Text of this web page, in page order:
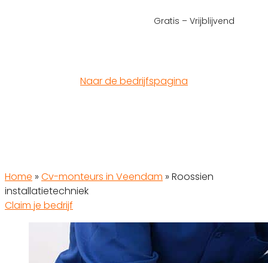
Gratis – Vrijblijvend
Naar de bedrijfspagina
Home » Cv-monteurs in Veendam » Roossien
installatietechniek
Claim je bedrijf